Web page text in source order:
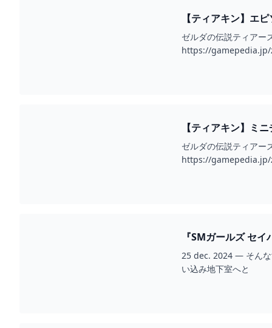
【ティアキン】エ
ゼルダの伝説ティアー
https://
【ティアキン】ミ
ゼルダの伝説ティアー
https://
『SMガールズ セ
25 dec. 2024 — そんな
い込み地下室へと